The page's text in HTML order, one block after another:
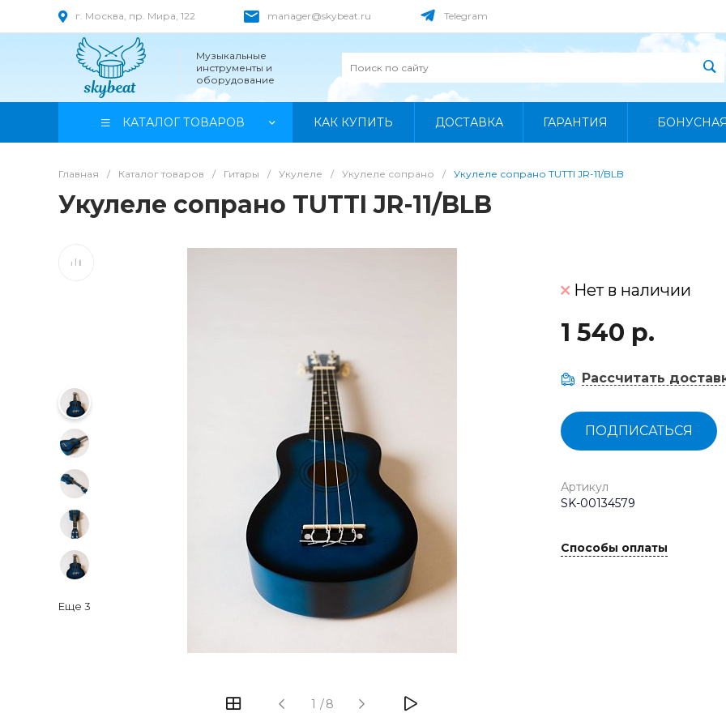
г. Москва, пр. Мира, 122 manager@skybeat.ru Telegram
Музыкальные
инструменты и
оборудование
КАТАЛОГ ТОВАРОВ КАК КУПИТЬ ДОСТАВКА ГАРАНТИЯ
Главная / Каталог товаров / Гитары / Укулеле / Укулеле сопрано / Укулеле сопрано TUTTI JR-11/BLB
Укулеле сопрано TUTTI JR-11/BLB
Еще 3
1 /8
Нет в наличии
1 540 р.
Рассчитать
ПОДПИСАТЬСЯ
Артикул
SK-00134579
Способы оплаты